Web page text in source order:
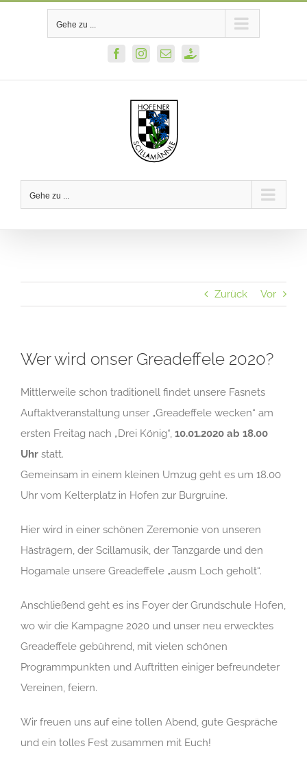
Gehe zu ...
FacebookInstagram
E-
PayPal
Gehe zu ...
Zurück Vor
Wer wird onser Greadeffele 2020?
Mittlerweile schon traditionell findet unsere Fasnets
Auftaktveranstaltung unser „Greadeffele wecken“ am
ersten Freitag nach „Drei König“, 10.01.2020 ab 18.00
Uhr statt.
Gemeinsam in einem kleinen Umzug geht es um 18.00
Uhr vom Kelterplatz in Hofen zur Burgruine.
Hier wird in einer schönen Zeremonie von unseren
Hästrägern, der Scillamusik, der Tanzgarde und den
Hogamale unsere Greadeffele „ausm Loch geholt“.
Anschließend geht es ins Foyer der Grundschule Hofen,
wo wir die Kampagne 2020 und unser neu erwecktes
Greadeffele gebührend, mit vielen schönen
Programmpunkten und Auftritten einiger befreundeter
Vereinen, feiern.
Wir freuen uns auf eine tollen Abend, gute Gespräche
und ein tolles Fest zusammen mit Euch!